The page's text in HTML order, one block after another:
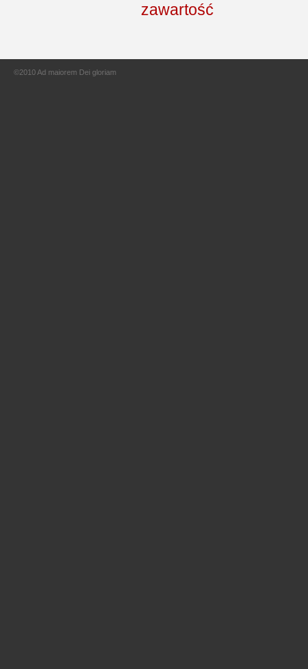
©2010 Ad maiorem Dei gloriam